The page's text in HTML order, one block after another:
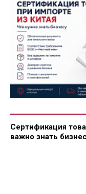
Сертификация
важно знать